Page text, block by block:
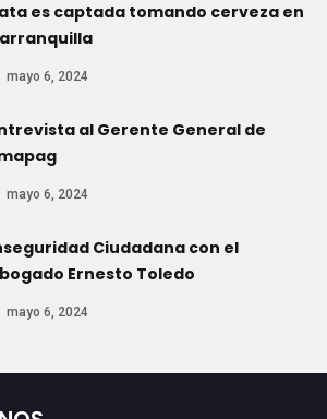
es captada tomando cerveza en
mayo 6, 2024
al Gerente General de
mayo 6, 2024
Ciudadana con el
Ernesto Toledo
mayo 6, 2024